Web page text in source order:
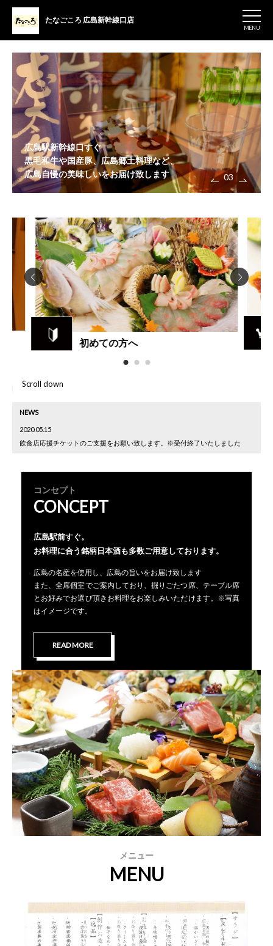
たなごころ 広島新幹線口店
MENU
広島駅新幹線口すぐ
黒毛和牛や国産豚、広島郷土料理など、
広島自慢の美味しいをお届け致します
03
初めての方へ
Scroll down
NEWS
2020.05.15
飲食店応援チケットのご支援をお願い致します。※受付終了いたしました
コンセプト
CONCEPT
広島駅前すぐ。
お料理に合う銘柄日本酒も多数ご用意しております。
広島の名産を使用し、広島の旨いをお届け致します
また、全席個室でご案内しており、掘りごたつ席、テーブル席
とお好みでお選び頂きお料理をお楽しみいただけます。※写真
はイメージです。
READ MORE
メニュー
MENU